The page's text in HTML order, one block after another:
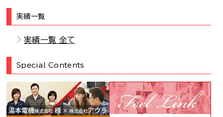
実績一覧
実績一覧 全て
Special Contents